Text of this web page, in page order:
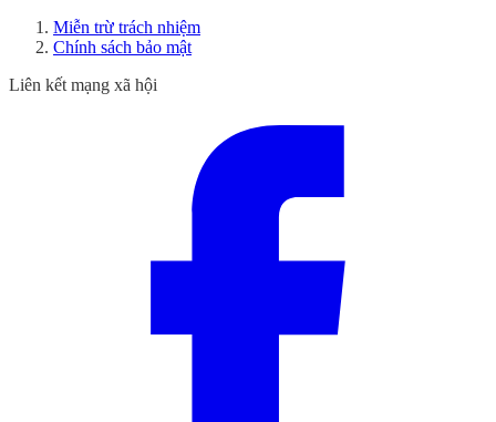
Miễn trừ trách nhiệm
Chính sách bảo mật
Liên kết mạng xã hội